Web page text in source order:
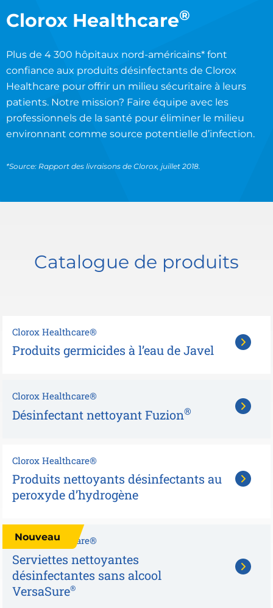
Clorox Healthcare®
Plus de 4 300 hôpitaux nord-américains* font
confiance aux produits désinfectants de Clorox
Healthcare pour offrir un milieu sécuritaire à leurs
patients. Notre mission? Faire équipe avec les
professionnels de la santé pour éliminer le milieu
environnant comme source potentielle d’infection.
*Source: Rapport des livraisons de Clorox, juillet 2018.
Catalogue de produits
Clorox Healthcare®
Produits germicides à l’eau de Javel
Clorox Healthcare®
Désinfectant nettoyant Fuzion®
Clorox Healthcare®
Produits nettoyants désinfectants au
peroxyde d’hydrogène
Nouveau
Clorox Healthcare®
Serviettes nettoyantes
désinfectantes sans alcool
VersaSure®